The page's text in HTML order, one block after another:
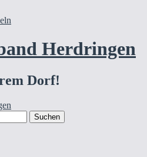
Herdringen
Dorf!